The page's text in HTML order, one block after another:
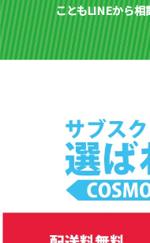
こともLINEから相